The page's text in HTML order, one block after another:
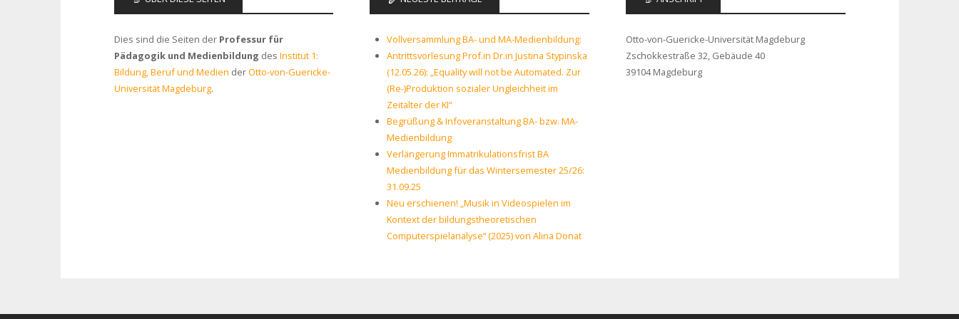
Dies sind die Seiten der Professur für
Pädagogik und Medienbildung des Institut 1:
Bildung, Beruf und Medien derOtto-von-Guericke-
Universität Magdeburg.
Vollversammlung BA- und MA-Medienbildung:
Antrittsvorlesung Prof.in Dr.in Justina Stypinska
(12.05.26): „Equality will not be Automated. Zur
(Re-)Produktion sozialer Ungleichheit im
Zeitalter der KI“
Begrüßung & Infoveranstaltung BA- bzw. MA-
Medienbildung
Verlängerung Immatrikulationsfrist BA
Medienbildung für das Wintersemester 25/26:
31.09.25
Neu erschienen! „Musik in Videospielen im
Kontext der bildungstheoretischen
Computerspielanalyse“ (2025) von Alina Donat
Otto-von-Guericke-Universität Magdeburg
Zschokkestraße 32, Gebäude 40
39104 Magdeburg